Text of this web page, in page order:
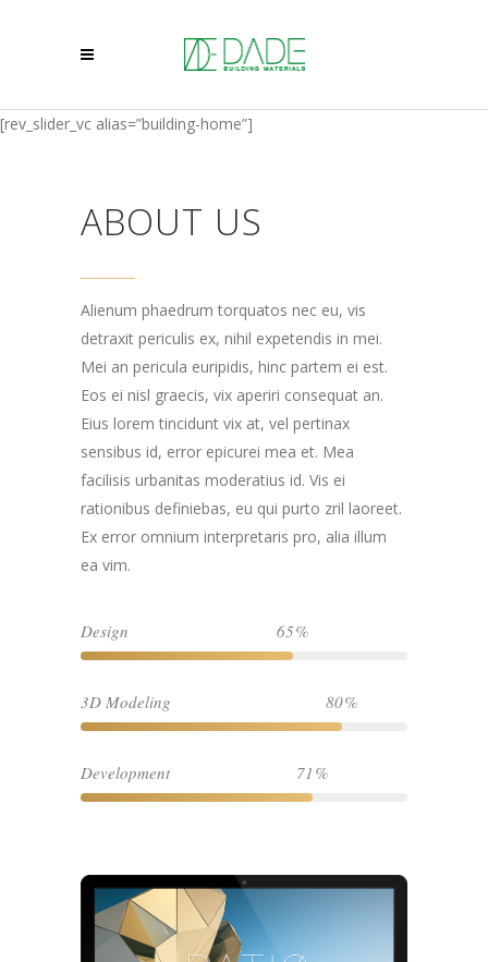
[rev_slider_vc alias=”building-home”]
ABOUT US
Alienum phaedrum torquatos nec eu, vis
detraxit periculis ex, nihil expetendis in mei.
Mei an pericula euripidis, hinc partem ei est.
Eos ei nisl graecis, vix aperiri consequat an.
Eius lorem tincidunt vix at, vel pertinax
sensibus id, error epicurei mea et. Mea
facilisis urbanitas moderatius id. Vis ei
rationibus definiebas, eu qui purto zril laoreet.
Ex error omnium interpretaris pro, alia illum
ea vim.
Design 65
3D Modeling 80
Development 71